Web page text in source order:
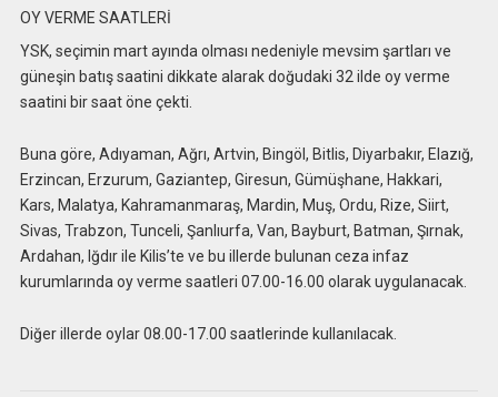
OY VERME SAATLERİ
YSK, seçimin mart ayında olması nedeniyle mevsim şartları ve
güneşin batış saatini dikkate alarak doğudaki 32 ilde oy verme
saatini bir saat öne çekti.
Buna göre, Adıyaman, Ağrı, Artvin, Bingöl, Bitlis, Diyarbakır, Elazığ,
Erzincan, Erzurum, Gaziantep, Giresun, Gümüşhane, Hakkari,
Kars, Malatya, Kahramanmaraş, Mardin, Muş, Ordu, Rize, Siirt,
Sivas, Trabzon, Tunceli, Şanlıurfa, Van, Bayburt, Batman, Şırnak,
Ardahan, Iğdır ile Kilis’te ve bu illerde bulunan ceza infaz
kurumlarında oy verme saatleri 07.00-16.00 olarak uygulanacak.
Diğer illerde oylar 08.00-17.00 saatlerinde kullanılacak.